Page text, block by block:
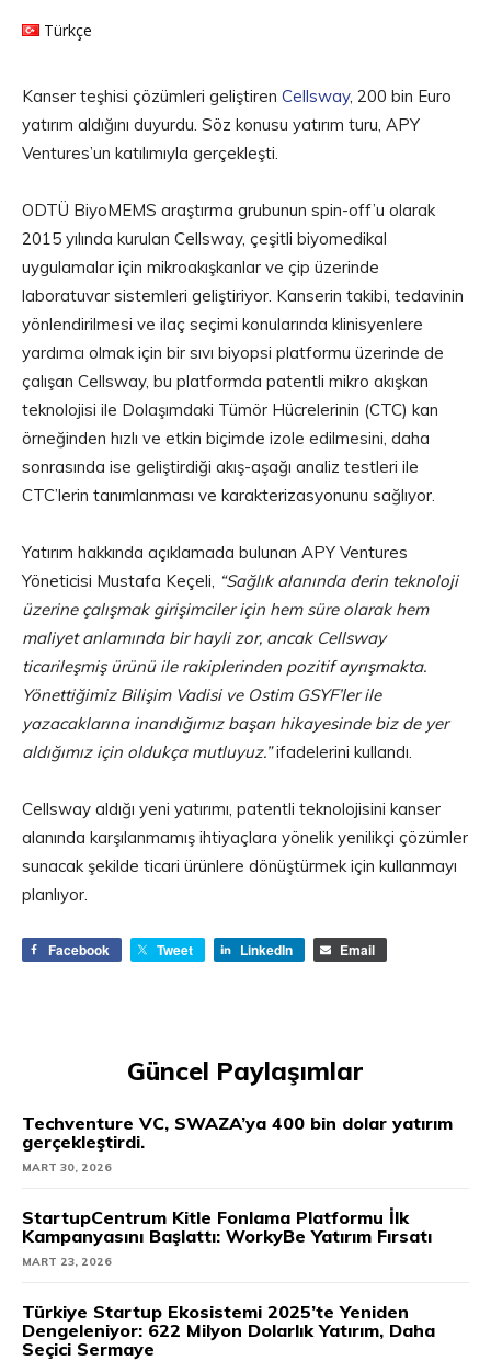
Türkçe
Kanser teşhisi çözümleri geliştiren Cellsway, 200 bin Euro
yatırım aldığını duyurdu. Söz konusu yatırım turu, APY
Ventures’un katılımıyla gerçekleşti.
ODTÜ BiyoMEMS araştırma grubunun spin-off’u olarak
2015 yılında kurulan Cellsway, çeşitli biyomedikal
uygulamalar için mikroakışkanlar ve çip üzerinde
laboratuvar sistemleri geliştiriyor. Kanserin takibi, tedavinin
yönlendirilmesi ve ilaç seçimi konularında klinisyenlere
yardımcı olmak için bir sıvı biyopsi platformu üzerinde de
çalışan Cellsway, bu platformda patentli mikro akışkan
teknolojisi ile Dolaşımdaki Tümör Hücrelerinin (CTC) kan
örneğinden hızlı ve etkin biçimde izole edilmesini, daha
sonrasında ise geliştirdiği akış-aşağı analiz testleri ile
CTC’lerin tanımlanması ve karakterizasyonunu sağlıyor.
Yatırım hakkında açıklamada bulunan APY Ventures
Yöneticisi Mustafa Keçeli, “Sağlık alanında derin teknoloji
üzerine çalışmak girişimciler için hem süre olarak hem
maliyet anlamında bir hayli zor, ancak Cellsway
ticarileşmiş ürünü ile rakiplerinden pozitif ayrışmakta.
Yönettiğimiz Bilişim Vadisi ve Ostim GSYF’ler ile
yazacaklarına inandığımız başarı hikayesinde biz de yer
aldığımız için oldukça mutluyuz.”ifadelerini kullandı.
Cellsway aldığı yeni yatırımı, patentli teknolojisini kanser
alanında karşılanmamış ihtiyaçlara yönelik yenilikçi çözümler
sunacak şekilde ticari ürünlere dönüştürmek için kullanmayı
planlıyor.
Facebook Tweet LinkedIn Email
Güncel Paylaşımlar
Techventure VC, SWAZA’ya 400 bin dolar yatırım
gerçekleştirdi.
MART 30, 2026
StartupCentrum Kitle Fonlama Platformu İlk
Kampanyasını Başlattı: WorkyBe Yatırım Fırsatı
MART 23, 2026
Türkiye Startup Ekosistemi 2025’te Yeniden
Dengeleniyor: 622 Milyon Dolarlık Yatırım, Daha
Seçici Sermaye